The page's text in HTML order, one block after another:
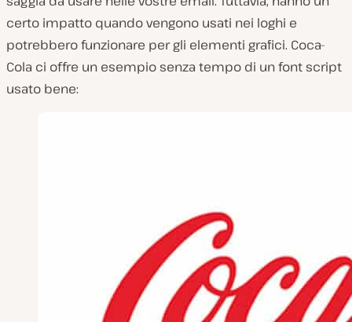
certo impatto quando vengono usati nei loghi e
potrebbero funzionare per gli elementi grafici. Coca-
Cola ci offre un esempio senza tempo di un font script
usato bene: